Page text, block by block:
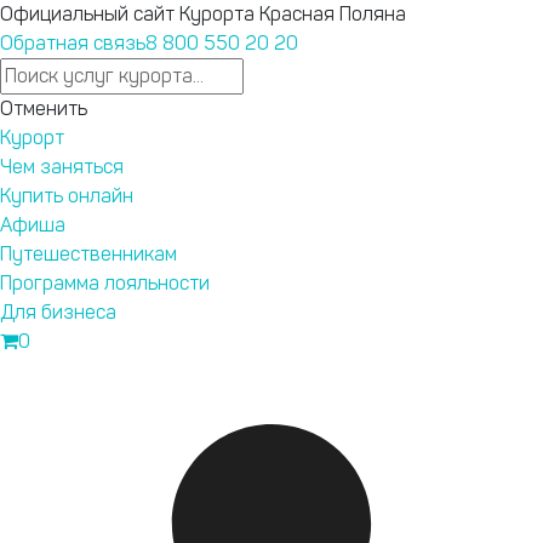
Ответы на любые вопросы в нашем телеграм-канале
Курорт Красная Поляна.
Официальный сайт Курорта Красная Поляна
Обратная связь8 800 550 20 20
Отменить
Курорт
Чем заняться
Купить онлайн
Афиша
Путешественникам
Программа лояльности
Для бизнеса
0
пропуск на территорию Сочинского
новый сайт
курорта
удобнее.
Текущие
привилегии
программы
лояльности
Перейти на новый сайт